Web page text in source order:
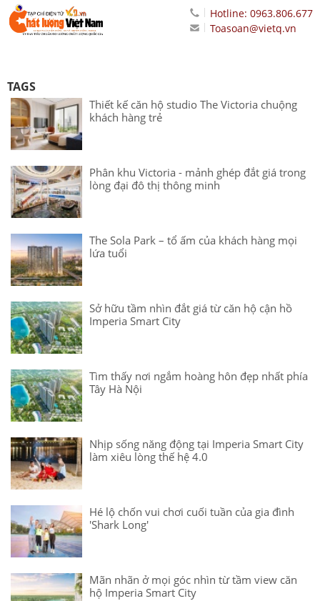
Hotline: 0963.806.677
Toasoan@vietq.vn
TAGS
Thiết kế căn hộ studio The Victoria chuộng
khách hàng trẻ
Phân khu Victoria - mảnh ghép đắt giá trong
lòng đại đô thị thông minh
The Sola Park – tổ ấm của khách hàng mọi
lứa tuổi
Sở hữu tầm nhìn đắt giá từ căn hộ cận hồ
Imperia Smart City
Tìm thấy nơi ngắm hoàng hôn đẹp nhất phía
Tây Hà Nội
Nhịp sống năng động tại Imperia Smart City
làm xiêu lòng thế hệ 4.0
Hé lộ chốn vui chơi cuối tuần của gia đình
'Shark Long'
Mãn nhãn ở mọi góc nhìn từ tầm view căn
hộ Imperia Smart City